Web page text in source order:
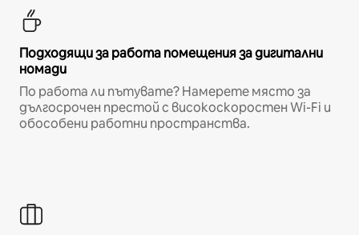
Подходящи за работа помещения за дигитални
номади
По работа ли пътувате? Намерете място за
дългосрочен престой с високоскоростен Wi-Fi и
обособени работни пространства.